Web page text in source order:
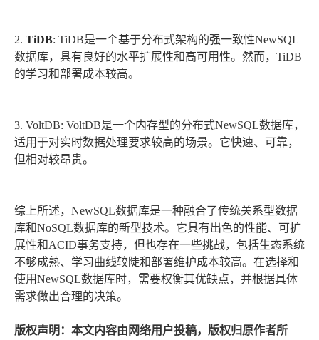
2. TiDB: TiDB是一个基于分布式架构的强一致性NewSQL
数据库，具有良好的水平扩展性和高可用性。然而，TiDB
的学习和部署成本较高。
3. VoltDB: VoltDB是一个内存型的分布式NewSQL数据库，
适用于对实时数据处理要求较高的场景。它快速、可靠，
但相对较昂贵。
综上所述，NewSQL数据库是一种融合了传统关系型数据
库和NoSQL数据库的新型技术。它具有出色的性能、可扩
展性和ACID事务支持，但也存在一些挑战，包括生态系统
不够成熟、学习曲线较陡和部署维护成本较高。在选择和
使用NewSQL数据库时，需要权衡其优缺点，并根据具体
需求做出合理的决策。
版权声明：本文内容由网络用户投稿，版权归原作者所